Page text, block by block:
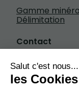
Gamme
Délimitation
Contact
Écrivez-
1601 rue